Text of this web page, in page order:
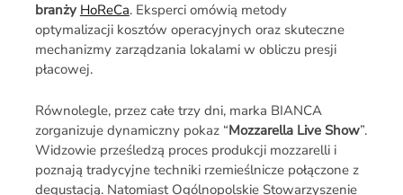
branży HoReCa. Eksperci omówią metody
optymalizacji kosztów operacyjnych oraz skuteczne
mechanizmy zarządzania lokalami w obliczu presji
płacowej.
Równolegle, przez całe trzy dni, marka BIANCA
zorganizuje dynamiczny pokaz “Mozzarella Live Show”.
Widzowie prześledzą proces produkcji mozzarelli i
poznają tradycyjne techniki rzemieślnicze połączone z
degustacją. Natomiast Ogólnopolskie Stowarzyszenie